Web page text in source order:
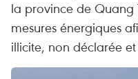
la province de Quang
mesures énergiques
illicite, non déclarée